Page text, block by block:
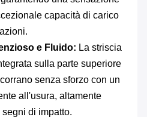
capacità di carico
e Fluido: ​ La striscia
sulla parte superiore
senza sforzo con un
all'usura, altamente
di impatto.